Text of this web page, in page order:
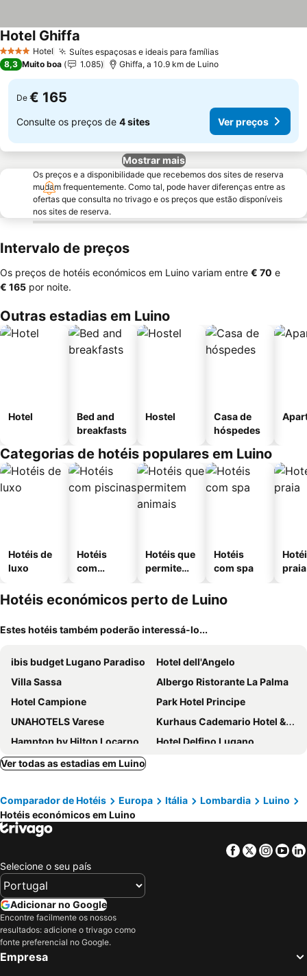
4 EstrelasHotel Suítes espaçosas e ideais para famílias
Hotel Ghiffa
8,3 Muito boa 1.085 Ghiffa, a 10.9 km de Luino
De € 165
Consulte os preços de 4 sites Ver preços
Mostrar mais
Os preços e a disponibilidade que recebemos dos sites de reserva
mudam frequentemente. Como tal, pode haver diferenças entre as
ofertas que consulta no trivago e os preços que estão disponíveis
nos sites de reserva.
Intervalo de preços
Os preços de hotéis económicos em Luino variam entre ‎€ 70 e
‎€ 165 por noite.
Outras estadias em Luino
Hotel
Bed and
breakfasts
Hostel
Casa de
hóspedes
Categorias de hotéis populares em Luino
Hotéis de
luxo
Hotéis
com
Hotéis que
permitem
Hotéis
com spa
praia
Hotéis económicos perto de Luino
Estes hotéis também poderão interessá-lo...
ibis budget Lugano Paradiso
Hotel dell'Angelo
Villa Sassa
Albergo Ristorante La Palma
Hotel Campione
Park Hotel Principe
UNAHOTELS Varese
Kurhaus Cademario Hotel & Spa
Hampton by Hilton Locarno
Hotel Delfino Lugano
Continental Parkhotel
Colorado Hotel
Hotel Splendide Royal
Suitenhotel Parco Paradiso
Acquarello Swiss Quality Hotel
Hotel Ceresio
Hotel Geranio Au Lac
Novotel Lugano Paradiso
ibis Lugano Paradiso
Grand Hotel Majestic
Hotel La Palma au Lac
Albergo Paradiso
Hotel City Locarno
Ver todas as estadias em Luino
Comparador de Hotéis Europa Itália Lombardia
Luino
Hotéis económicos em Luino
Facebook
Twitter
Selecione o seu país
Adicionar no Google
Encontre facilmente os nossos
resultados: adicione o trivago como
fonte preferencial no Google.
Empresa